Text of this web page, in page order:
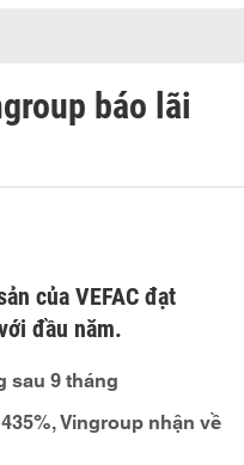
báo lãi
của VEFAC đạt
đầu năm.
sau 9 tháng
Vingroup nhận về